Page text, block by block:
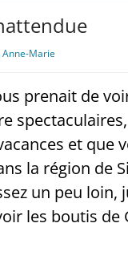
Anne-Marie
prenait de
et que
la région de
un peu loin,
les boutis de